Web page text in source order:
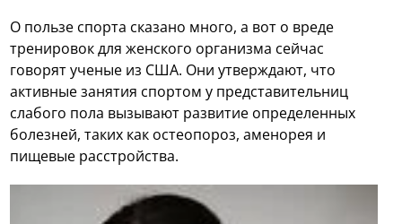
О пользе спорта сказано много, а вот о вреде
тренировок для женского организма сейчас
говорят ученые из США. Они утверждают, что
активные занятия спортом у представительниц
слабого пола вызывают развитие определенных
болезней, таких как остеопороз, аменорея и
пищевые расстройства.